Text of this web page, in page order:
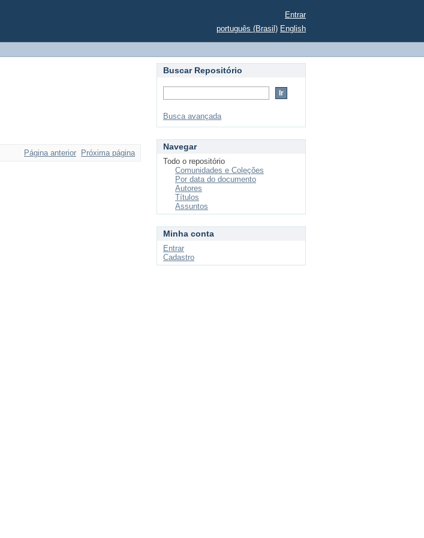
Entrar
português (Brasil) English
Página anterior Próxima página
Buscar Repositório
Busca avançada
Navegar
Todo o repositório
Comunidades e Coleções
Por data do documento
Autores
Títulos
Assuntos
Minha conta
Entrar
Cadastro